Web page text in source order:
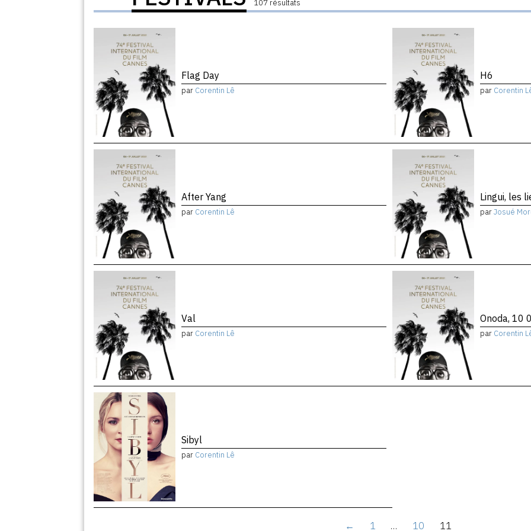
107 résultats
Flag Day
par Corentin Lê
H6
par Corentin
After Yang
par Corentin Lê
Lingui, les
parJosué
Val
par Corentin Lê
Onoda, 10
par Corentin
Sibyl
par Corentin Lê
← 1 … 10 11